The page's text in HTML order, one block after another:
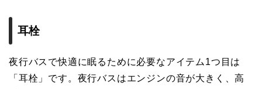
耳栓
夜行バスで快適に眠るために必要なアイテム1つ目は
「耳栓」です。夜行バスはエンジンの音が大きく、高